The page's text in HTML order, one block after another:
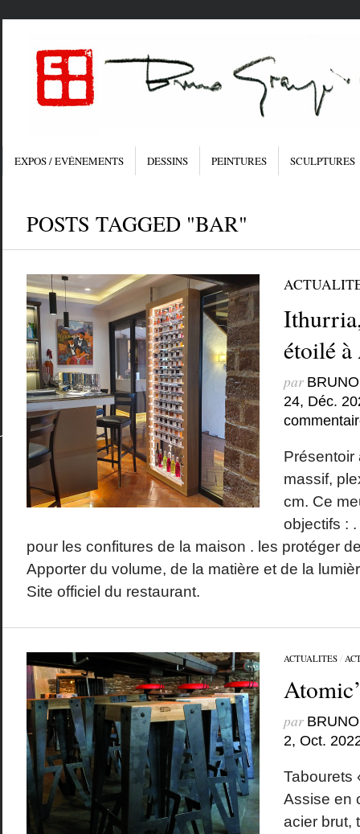
EXPOS / EVÉNEMENTS DESSINS PEINTURES SCULPTURES
POSTS TAGGED "BAR"
étoilé
par
24, Déc.
Présentoir
massif,
cm. Ce
objectifs :
pour les confitures de la maison . les protéger
Apporter du volume, de la matière et de la
Site officiel du restaurant.
ACTUALITES/
par
2, Oct.
Tabourets
Assise en
acier brut,